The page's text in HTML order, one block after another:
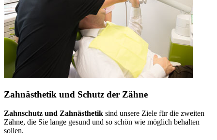
Zahnästhetik und Schutz der Zähne
Zahnschutz und Zahnästhetik sind unsere Ziele für die zweiten
Zähne, die Sie lange gesund und so schön wie möglich behalten
sollen.